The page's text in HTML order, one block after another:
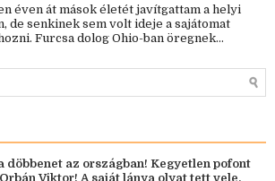
éven át mások életét javítgattam a helyi
de senkinek sem volt ideje a sajátomat
Furcsa dolog Ohio-ban öregnek...
döbbenet az országban! Kegyetlen pofont
Viktor! A saját lánya olyat tett vele,